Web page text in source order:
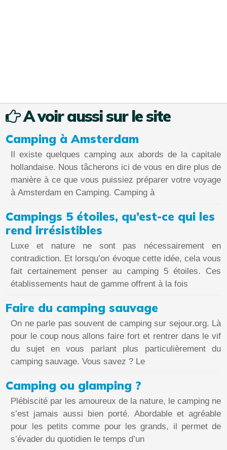
A voir aussi sur le site
Camping à Amsterdam
Il existe quelques camping aux abords de la capitale
hollandaise. Nous tâcherons ici de vous en dire plus de
manière à ce que vous puissiez préparer votre voyage
à Amsterdam en Camping. Camping à
Campings 5 étoiles, qu’est-ce qui les
rend irrésistibles
Luxe et nature ne sont pas nécessairement en
contradiction. Et lorsqu’on évoque cette idée, cela vous
fait certainement penser au camping 5 étoiles. Ces
établissements haut de gamme offrent à la fois
Faire du camping sauvage
On ne parle pas souvent de camping sur sejour.org. Là
pour le coup nous allons faire fort et rentrer dans le vif
du sujet en vous parlant plus particulièrement du
camping sauvage. Vous savez ? Le
Camping ou glamping ?
Plébiscité par les amoureux de la nature, le camping ne
s’est jamais aussi bien porté. Abordable et agréable
pour les petits comme pour les grands, il permet de
s’évader du quotidien le temps d’un